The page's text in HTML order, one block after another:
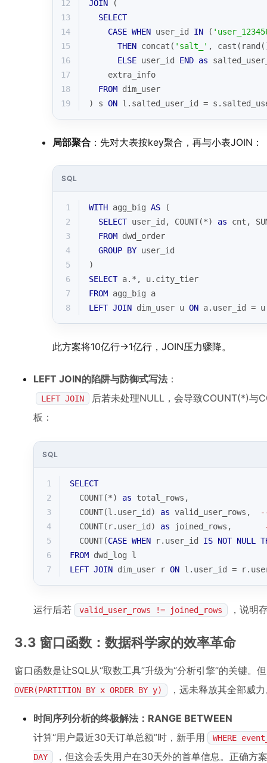
12 JOIN (
13
SELECT
14
CASE WHEN user_id IN (
15
THEN concat( 'salt_' , cast
16
ELSE user_id END as
17
    extra_info
18
FROM dim_user
19
) s ON l.salted_user_id =
局部聚合 ：先对大表按key聚合，再与小表JOIN：
SQL
1 WITH agg_big AS (
2
SELECT user_id, COUNT(*) as cnt,
3
FROM dwd_order
4
GROUP BY user_id
5
)
6
SELECT a. * , u.city_tier
7
FROM agg_big a
8
LEFT JOIN dim_user u ON a.user_id =
此方案将10亿行→1亿行，JOIN压力骤降。
LEFT JOIN的陷阱与防御式写法 ：
LEFT JOIN
后若未处理NULL，会导致COUNT(*)与
板：
SQL
1
SELECT
2
COUNT(*) as total_rows,
3
COUNT(l.user_id) as valid_user_rows,
4
COUNT(r.user_id) as joined_rows,
5
COUNT(CASE WHEN r.user_id IS NOT NULL
6
FROM dwd_log l
7
LEFT JOIN dim_user r ON l.user_id =
运行后若 valid_user_rows != joined_rows ，说明
3.3 窗口函数：数据科学家的效率革命
窗口函数是让SQL从“取数工具”升级为“分析引擎”的关键。
OVER(PARTITION BY x ORDER BY y) ，远未释放其全部威
时间序列分析的终极解法：RANGE BETWEEN
计算“用户最近30天订单总额”时，新手用
WHERE
DAY
，但这会丢失用户在30天外的首单信息。正确方